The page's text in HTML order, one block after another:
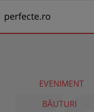
perfecte.ro
EVENIMENT
BĂUTURI